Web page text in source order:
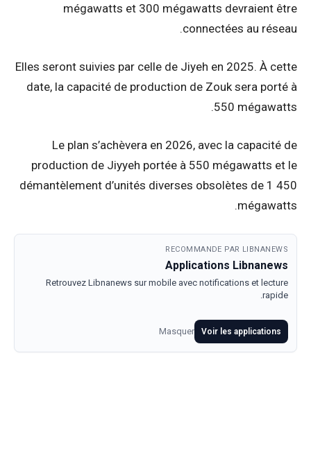
mégawatts et 300 mégawatts devraient être
connectées au réseau.
Elles seront suivies par celle de Jiyeh en 2025. À cette
date, la capacité de production de Zouk sera porté à
550 mégawatts.
Le plan s’achèvera en 2026, avec la capacité de
production de Jiyyeh portée à 550 mégawatts et le
démantèlement d’unités diverses obsolètes de 1 450
mégawatts.
RECOMMANDE PAR LIBNANEWS
Applications Libnanews
Retrouvez Libnanews sur mobile avec notifications et lecture
rapide.
Voir les applications
Masquer